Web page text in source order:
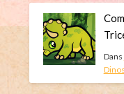
Dans